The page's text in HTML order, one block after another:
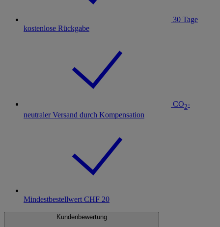
30 Tage
kostenlose Rückgabe
CO2-
neutraler Versand durch Kompensation
Mindestbestellwert CHF 20
Kundenbewertung